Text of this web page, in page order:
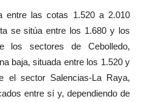
entre las cotas 1.520 a 2.010
se sitúa entre los 1.680 y los
los sectores de Cebolledo,
baja, situada entre los 1.520 y
el sector Salencias-La Raya,
entre sí y, dependiendo de